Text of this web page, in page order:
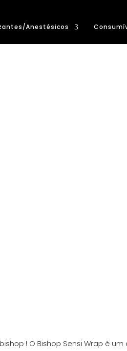
Anestésicos
! O Bishop Sensi Wrap é